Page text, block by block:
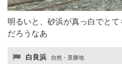
明るいと、砂浜が真っ白でと
だろうなあ
白良浜 自然・景勝地